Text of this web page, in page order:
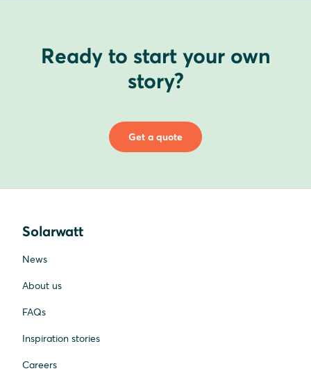
Ready to start your own
story?
Get a quote
Solarwatt
News
About us
FAQs
Inspiration stories
Careers